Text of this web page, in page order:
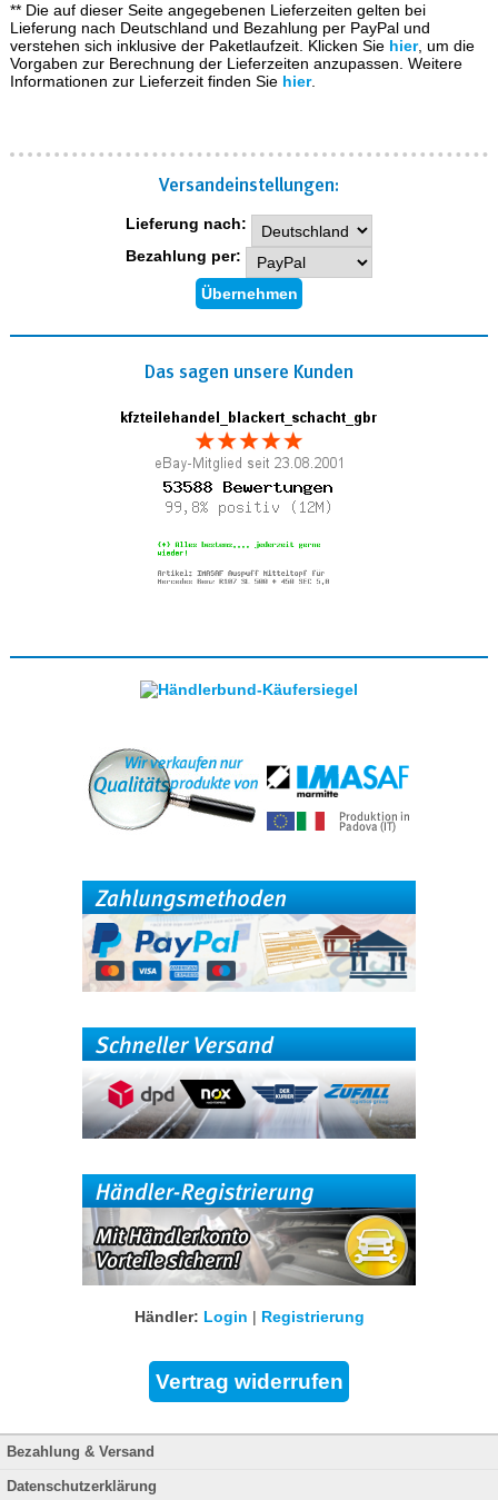
** Die auf dieser Seite angegebenen Lieferzeiten gelten bei
Lieferung nach Deutschland und Bezahlung per PayPal und
verstehen sich inklusive der Paketlaufzeit. Klicken Sie hier, um die
Vorgaben zur Berechnung der Lieferzeiten anzupassen. Weitere
Informationen zur Lieferzeit finden Sie hier.
Versand­einstellungen:
Lieferung nach:
Bezahlung per:
Das sagen unsere Kunden
Händler: Login | Registrierung
Bezahlung & Versand
Datenschutzerklärung